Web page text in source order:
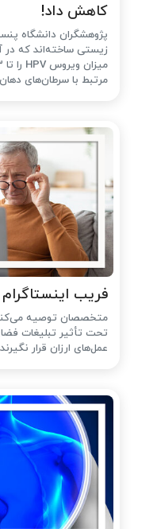
کاهش داد!
پژوهشگران دانشگاه
زیستی ساخته‌اند که در
مرتبط با سرطان‌های دهان
فریب
متخصصان توصیه
تحت تأثیر تبلیغات
عمل‌های ارزان قرار